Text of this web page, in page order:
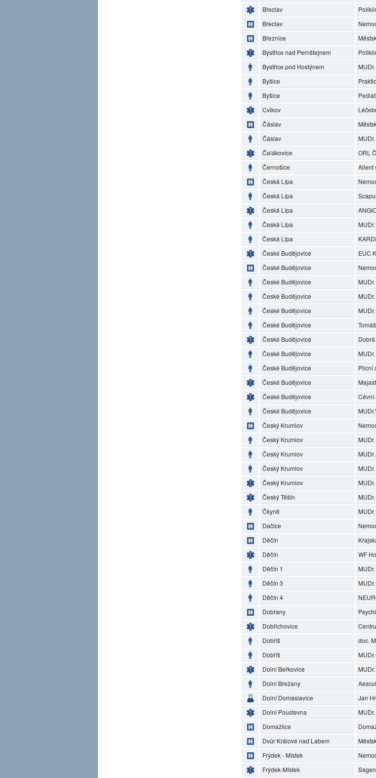
Břeclav
Břeclav
Březnice
Bystřice nad Pernštejnem
Bystřice pod Hostýnem
Byšice
Byšice
Cvikov
Čáslav
Čáslav
Čelákovice
ORL
Černošice
Allent
Česká Lípa
Česká Lípa
Česká Lípa
Česká Lípa
Česká Lípa
České Budějovice
EUC
České Budějovice
České Budějovice
České Budějovice
České Budějovice
České Budějovice
České Budějovice
České Budějovice
České Budějovice
Plicní
České Budějovice
České Budějovice
Cévní
České Budějovice
Český Krumlov
Český Krumlov
Český Krumlov
Český Krumlov
Český Krumlov
Český Těšín
Čkyně
Dačice
Děčín
Děčín
WF
Děčín 1
Děčín 3
Děčín 4
Dobřany
Dobřichovice
Dobříš
doc.
Dobříš
Dolní Beřkovice
Dolní Břežany
Dolní Domaslavice
Jan
Dolní Poustevna
Domažlice
Dvůr Králové nad Labem
Frýdek - Místek
Frýdek-Místek